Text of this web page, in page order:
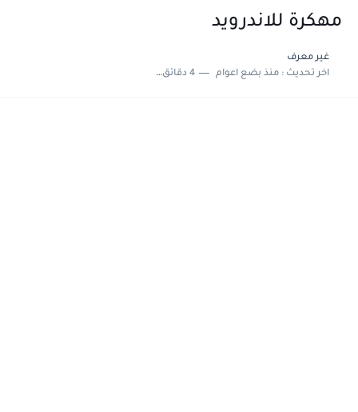
مهكرة للاندرويد
غير معرف
اخر تحديث :منذ بضع اعوام 4 دقائق للقراءة